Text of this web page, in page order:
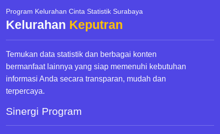
Program Kelurahan Cinta Statistik Surabaya
Kelurahan Keputran
Temukan data statistik dan berbagai konten
bermanfaat lainnya yang siap memenuhi kebutuhan
informasi Anda secara transparan, mudah dan
terpercaya.
Sinergi Program